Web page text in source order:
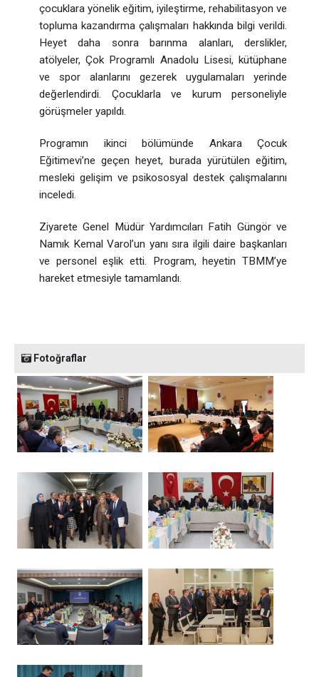
çocuklara yönelik eğitim, iyileştirme, rehabilitasyon ve
topluma kazandırma çalışmaları hakkında bilgi verildi.
Heyet daha sonra barınma alanları, derslikler,
atölyeler, Çok Programlı Anadolu Lisesi, kütüphane
ve spor alanlarını gezerek uygulamaları yerinde
değerlendirdi. Çocuklarla ve kurum personeliyle
görüşmeler yapıldı.
Programın ikinci bölümünde Ankara Çocuk
Eğitimevi’ne geçen heyet, burada yürütülen eğitim,
mesleki gelişim ve psikososyal destek çalışmalarını
inceledi.
Ziyarete Genel Müdür Yardımcıları Fatih Güngör ve
Namık Kemal Varol’un yanı sıra ilgili daire başkanları
ve personel eşlik etti. Program, heyetin TBMM’ye
hareket etmesiyle tamamlandı.
Fotoğraflar